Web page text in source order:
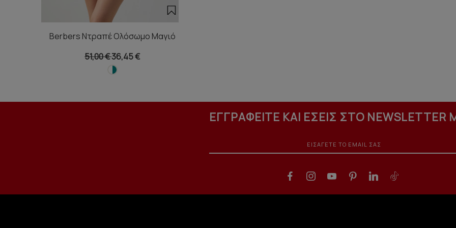
Berbers Ντραπέ Ολόσωμο Μαγιό
51,00 €36,45 €
ΕΓΓΡΑΦΕΙΤΕ ΚΑΙ ΕΣΕΙΣ ΣΤΟ NEWSLETTER